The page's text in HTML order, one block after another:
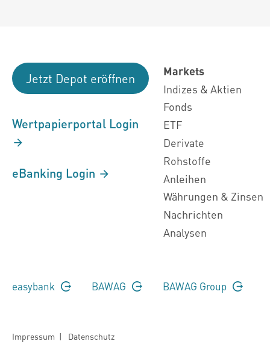
Jetzt Depot eröffnen
Wertpapierportal Login
eBanking Login
Markets
Indizes & Aktien
Fonds
ETF
Derivate
Rohstoffe
Anleihen
Währungen & Zinsen
Nachrichten
Analysen
easybank BAWAG BAWAG Group
Impressum | Datenschutz